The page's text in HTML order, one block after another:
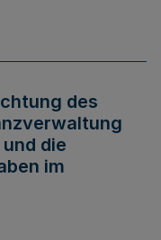
des
die
im